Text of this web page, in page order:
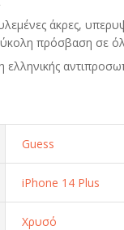
άκρες,
πρόσβαση σε
Guess
iPhone 14 Plus
Χρυσό